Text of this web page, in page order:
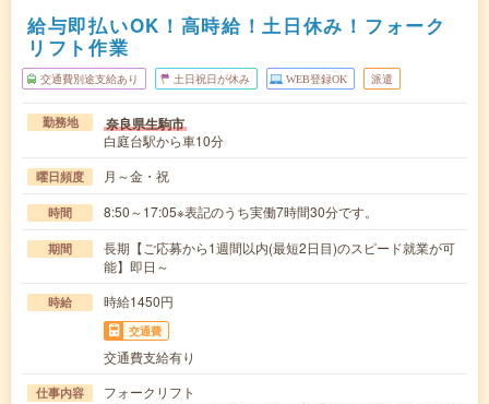
給与即払いOK！高時給！土日休み！フォーク
リフト作業
交通費別途支給あり 土日祝日が休み WEB登録OK 派遣
勤務地 奈良県生駒市
白庭台駅から車10分
曜日頻度 月～金・祝
時間 8:50～17:05※表記のうち実働7時間30分です。
期間
長期【ご応募から1週間以内(最短2日目)のスピード就業が可
能】即日～
時給 時給1450円
交通費
交通費支給有り
仕事内容
フォークリフト